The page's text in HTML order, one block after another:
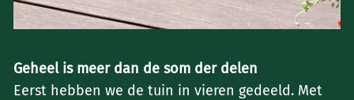
Geheel is meer dan de som der delen
‌Eerst hebben we de tuin in vieren gedeeld. Met